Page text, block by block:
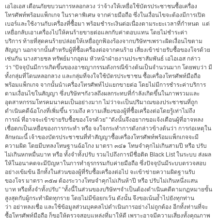
เอไอเอส เตือนภัยขบวนการหลอกลวง ว่าจ้างให้เหยื่อใช้บัตรประชาชนซื้อเครื่อง
โทรศัพท์พร้อมแพ็กเกจ ในราคาพิเศษ จากค่ายมือถือ ซึ่งในเงื่อนไขจะต้องมีการเปิด
เบอร์และใช้งานกับเครื่องที่ซื้อมา พร้อมชำระเงินต่อเนื่องตามระยะเวลาที่กำหนด แต่
เหยื่อกลับเอาเครื่องไปให้คนร้ายขายต่อแลกกับค่าตอบแทน โดยไม่ชำระค่า
บริการ ท้ายที่สุดคนร้ายปล่อยให้เหยื่อถูกฟ้องร้องจากบริษัทฯเพราะผิดเงื่อนไขตาม
สัญญา นอกจากนั้นสำหรับผู้ที่ซื้อเครื่องต่อจากคนร้าย เสี่ยงเข้าข่ายรับซื้อของโจรด้วย
เช่นกัน นางสายชล ทรัพย์มากอุดม หัวหน้าฝ่ายงานประชาสัมพันธ์ เอไอเอส กล่าว
ว่า “ปัจจุบันมีการเกิดขึ้นของอาชญากรรมดังกรณีข้างต้นเป็นจำนวนมาก โดยพบว่า มี
ทั้งกลุ่มที่โดนหลอกลวง และกลุ่มที่จงใจใช้บัตรประชาชน ซื้อเครื่องโทรศัพท์มือถือ
พร้อมแพ็กเกจ จากนั้นนำเครื่องโทรศัพท์ไปแยกขายต่อ โดยไม่มีการชำระค่าบริการ
ตามเงื่อนไขในสัญญา ซึ่งบริษัทฯกังวลถึงผลกระทบที่กำลังเกิดขึ้นในภาพรวมและ
อุตสาหกรรมโทรคมนาคมเป็นอย่างมาก ไม่ว่าจะเป็นปริมาณของประชาชนที่ถูก
ดำเนินคดีฉ้อโกงที่เพิ่มขึ้น รวมถึง ความเสี่ยงของผู้ที่ซื้อเครื่องต่อโดยรู้เท่าไม่ถึง
การณ์ ที่อาจจะเข้าข่ายรับซื้อของโจรด้วย” “ดังนั้นจึงอยากขอแจ้งเตือนผู้ที่อาจหลง
เชื่อตกเป็นเหยื่อของการกระทำ หรือ จงใจกระทำการดังกล่าวข้างต้นว่า การก่อเหตุใน
ลักษณะนี้ เจ้าของบัตรประชาชนที่ทำสัญญาซื้อเครื่องโทรศัพท์พร้อมแพ็กเกจจะมี
ความผิด โดยมีบทลงโทษฐานฉ้อโกง มาตรา ๓๔๑ โทษจำคุกไม่เกินสามปี หรือ ปรับ
ไม่เกินหกหมื่นบาท หรือ ทั้งจำทั้งปรับ รวมไปถึงการมีชื่อติด Black List ในระบบ ส่งผล
ให้ในอนาคตจะมีปัญหาในการทำธุรกรรมกับค่ายมือถือ ซึ่งปัจจุบันมีระบบตรวจสอบ
อย่างเข้มข้น อีกทั้งในส่วนของผู้ที่รับซื้อเครื่องต่อไป จะเข้าข่ายความผิดฐานรับ
ของโจร มาตรา ๓๕๗ ต้องระวางโทษจำคุกไม่เกินห้าปี หรือ ปรับไม่เกินหนึ่งแสน
บาท หรือทั้งจำทั้งปรับ” “ทั้งนี้ในส่วนของบริษัทฯจำเป็นต้องดำเนินคดีตามกฏหมายขั้น
สูงสุดกับผู้กระทำผิดทุกราย โดยไม่มีข้อยกเว้น ดังนั้น จึงขอเน้นย้ำไปยังทุกท่าน
ว่า อย่าหลงเชื่อ และใช้ข้อมูลส่วนบุคคลไปดำเนินการอย่างไม่ถูกต้อง อีกทั้งท่านที่จะ
ซื้อโทรศัพท์มือถือ ก็ขอให้ตรวจสอบแหล่งที่มาให้ดี เพราะอาจมีความเสี่ยงทั้งคุณภาพ